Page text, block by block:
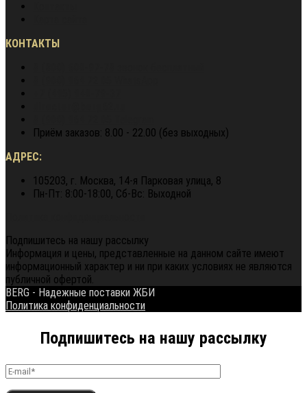
КОНТАКТЫ
Приём заказов: 8.00 - 22.00 (без выходных)
АДРЕС:
105203, г. Москва, 14-я Парковая улица, 8
Пн-Пт: 8:00-18:00, Сб-Вс: Выходной
Подпишитесь на нашу рассылку
Информация и цены, представленные на данном сайте имеют
информационный характер и ни при каких условиях не являются
публичной офертой.
BERG - Надежные поставки ЖБИ
Политика конфиденциальности
Подпишитесь на нашу рассылку